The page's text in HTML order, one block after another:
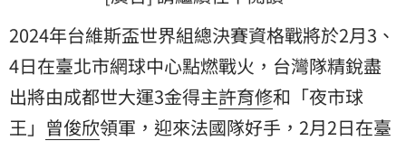
2024年台維斯盃世界組總決賽資格戰將於2月3、
4日在臺北市網球中心點燃戰火，台灣隊精銳盡
出將由成都世大運3金得主許育修和「夜市球
王」 曾俊欣領軍，迎來法國隊好手，2月2日在臺